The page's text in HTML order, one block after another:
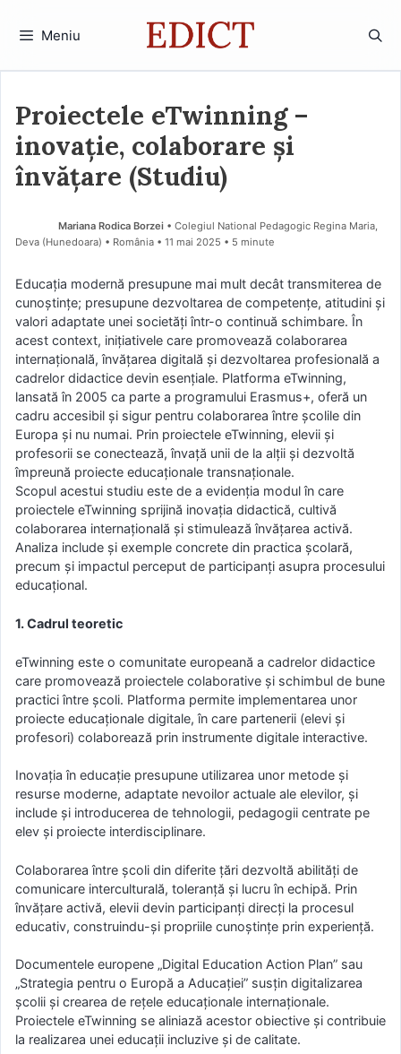
Meniu
Proiectele eTwinning –
inovație, colaborare și
învățare (Studiu)
Mariana Rodica Borzei • Colegiul National Pedagogic Regina Maria,
Deva (Hunedoara) • România
11 mai 2025 • 5 minute
Educația modernă presupune mai mult decât transmiterea de
cunoștințe; presupune dezvoltarea de competențe, atitudini și
valori adaptate unei societăți într-o continuă schimbare. În
acest context, inițiativele care promovează colaborarea
internațională, învățarea digitală și dezvoltarea profesională a
cadrelor didactice devin esențiale. Platforma eTwinning,
lansată în 2005 ca parte a programului Erasmus+, oferă un
cadru accesibil și sigur pentru colaborarea între școlile din
Europa și nu numai. Prin proiectele eTwinning, elevii și
profesorii se conectează, învață unii de la alții și dezvoltă
împreună proiecte educaționale transnaționale.
Scopul acestui studiu este de a evidenția modul în care
proiectele eTwinning sprijină inovația didactică, cultivă
colaborarea internațională și stimulează învățarea activă.
Analiza include și exemple concrete din practica școlară,
precum și impactul perceput de participanți asupra procesului
educațional.
1. Cadrul teoretic
eTwinning este o comunitate europeană a cadrelor didactice
care promovează proiectele colaborative și schimbul de bune
practici între școli. Platforma permite implementarea unor
proiecte educaționale digitale, în care partenerii (elevi și
profesori) colaborează prin instrumente digitale interactive.
Inovația în educație presupune utilizarea unor metode și
resurse moderne, adaptate nevoilor actuale ale elevilor, și
include și introducerea de tehnologii, pedagogii centrate pe
elev și proiecte interdisciplinare.
Colaborarea între școli din diferite țări dezvoltă abilități de
comunicare interculturală, toleranță și lucru în echipă. Prin
învățare activă, elevii devin participanți direcți la procesul
educativ, construindu-și propriile cunoștințe prin experiență.
Documentele europene „Digital Education Action Plan” sau
„Strategia pentru o Europă a Aducației” susțin digitalizarea
școlii și crearea de rețele educaționale internaționale.
Proiectele eTwinning se aliniază acestor obiective și contribuie
la realizarea unei educații incluzive și de calitate.